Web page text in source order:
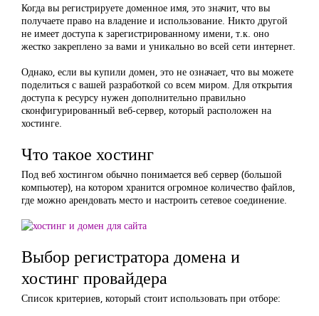
Когда вы регистрируете доменное имя, это значит, что вы
получаете право на владение и использование. Никто другой
не имеет доступа к зарегистрированному имени, т.к. оно
жестко закреплено за вами и уникально во всей сети интернет.
Однако, если вы купили домен, это не означает, что вы можете
поделиться с вашей разработкой со всем миром. Для открытия
доступа к ресурсу нужен дополнительно правильно
сконфигурированный веб-сервер, который расположен на
хостинге.
Что такое хостинг
Под веб хостингом обычно понимается веб сервер (большой
компьютер), на котором хранится огромное количество файлов,
где можно арендовать место и настроить сетевое соединение.
Выбор регистратора домена и
хостинг провайдера
Список критериев, который стоит использовать при отборе: